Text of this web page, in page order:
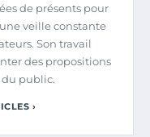
de présents pour
veille constante
Son travail
des propositions
public.
›